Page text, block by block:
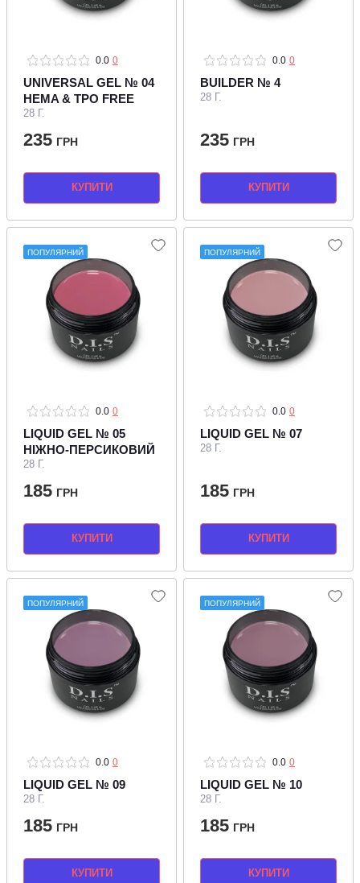
0.0 0
UNIVERSAL GEL № 04
HEMA & TPO FREE
28 Г.
235 ГРН
КУПИТИ
0.0 0
BUILDER № 4
28 Г.
235 ГРН
КУПИТИ
ПОПУЛЯРНИЙ
0.0 0
LIQUID GEL № 05
НІЖНО-ПЕРСИКОВИЙ
28 Г.
185 ГРН
КУПИТИ
ПОПУЛЯРНИЙ
0.0 0
LIQUID GEL № 07
28 Г.
185 ГРН
КУПИТИ
ПОПУЛЯРНИЙ
0.0 0
LIQUID GEL № 09
28 Г.
185 ГРН
КУПИТИ
ПОПУЛЯРНИЙ
0.0 0
LIQUID GEL № 10
28 Г.
185 ГРН
КУПИТИ